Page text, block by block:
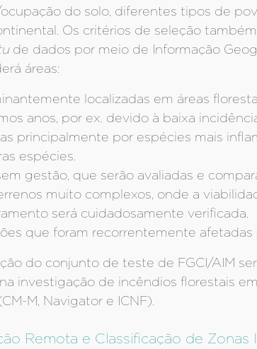
do solo, diferentes tipos de
Os critérios de seleção
de dados por meio de Informação
áreas:
localizadas em áreas
anos, por ex. devido à baixa
principalmente por espécies mais
espécies.
gestão, que serão avaliadas e
muito complexos, onde a
será cuidadosamente verificada.
que foram recorrentemente
do conjunto de teste de FGCI/AIM
investigação de incêndios florestais
M, Navigator e ICNF).
Remota e Classificação de Zonas